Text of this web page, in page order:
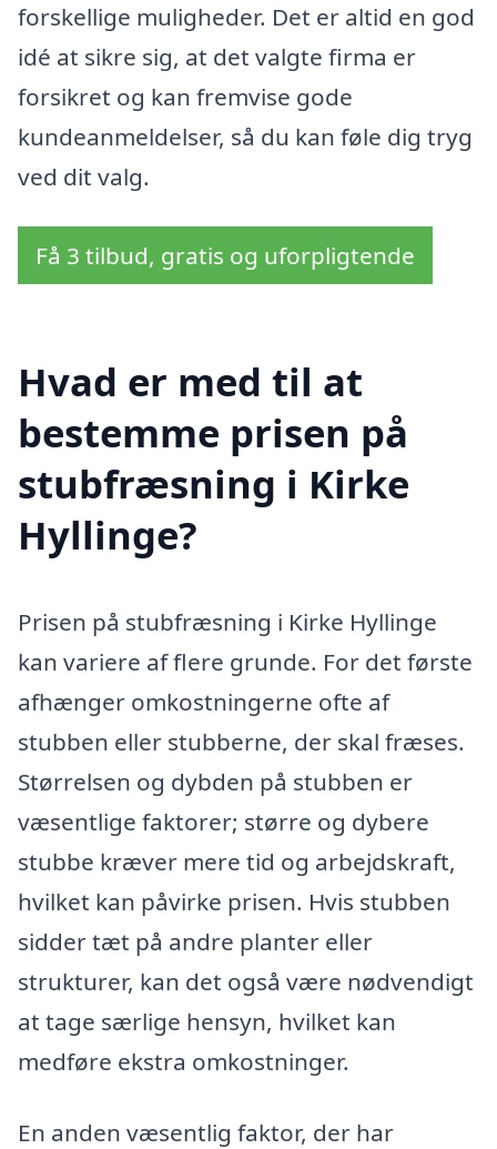
forskellige muligheder. Det er altid en god
idé at sikre sig, at det valgte firma er
forsikret og kan fremvise gode
kundeanmeldelser, så du kan føle dig tryg
ved dit valg.
Få 3 tilbud, gratis og uforpligtende
Hvad er med til at
bestemme prisen på
stubfræsning i Kirke
Hyllinge?
Prisen på stubfræsning i Kirke Hyllinge
kan variere af flere grunde. For det første
afhænger omkostningerne ofte af
stubben eller stubberne, der skal fræses.
Størrelsen og dybden på stubben er
væsentlige faktorer; større og dybere
stubbe kræver mere tid og arbejdskraft,
hvilket kan påvirke prisen. Hvis stubben
sidder tæt på andre planter eller
strukturer, kan det også være nødvendigt
at tage særlige hensyn, hvilket kan
medføre ekstra omkostninger.
En anden væsentlig faktor, der har